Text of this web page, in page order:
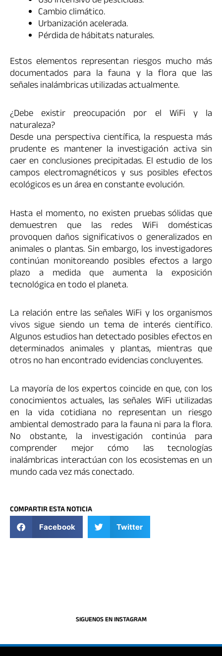
Cambio climático.
Urbanización acelerada.
Pérdida de hábitats naturales.
Estos elementos representan riesgos mucho más
documentados para la fauna y la flora que las
señales inalámbricas utilizadas actualmente.
¿Debe existir preocupación por el WiFi y la
naturaleza?
Desde una perspectiva científica, la respuesta más
prudente es mantener la investigación activa sin
caer en conclusiones precipitadas. El estudio de los
campos electromagnéticos y sus posibles efectos
ecológicos es un área en constante evolución.
Hasta el momento, no existen pruebas sólidas que
demuestren que las redes WiFi domésticas
provoquen daños significativos o generalizados en
animales o plantas. Sin embargo, los investigadores
continúan monitoreando posibles efectos a largo
plazo a medida que aumenta la exposición
tecnológica en todo el planeta.
La relación entre las señales WiFi y los organismos
vivos sigue siendo un tema de interés científico.
Algunos estudios han detectado posibles efectos en
determinados animales y plantas, mientras que
otros no han encontrado evidencias concluyentes.
La mayoría de los expertos coincide en que, con los
conocimientos actuales, las señales WiFi utilizadas
en la vida cotidiana no representan un riesgo
ambiental demostrado para la fauna ni para la flora.
No obstante, la investigación continúa para
comprender mejor cómo las tecnologías
inalámbricas interactúan con los ecosistemas en un
mundo cada vez más conectado.
COMPARTIR ESTA NOTICIA
Facebook Twitter
SIGUENOS EN INSTAGRAM